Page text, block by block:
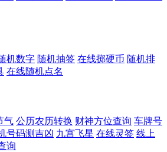
机数字 随机抽签 在线掷硬币 随机排
在线随机点名
气 公历农历转换 财神方位查询 车牌号
号码测吉凶 九宫飞星 在线灵签 线上
询